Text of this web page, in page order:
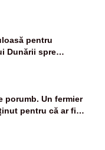
vor fi despăgubiți”
pentru
Dunării spre
– VIDEO
porumb. Un fermier
pentru că ar fi
la furat